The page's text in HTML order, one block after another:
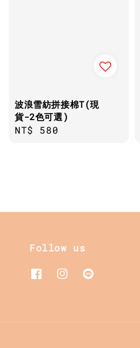
波浪雪紡拼接棉T(現
貨-2色可選)
Regular
NT$ 580
Follow us